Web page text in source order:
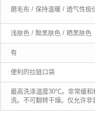
磨毛布 / 保持温暖 / 透气性极
浅肤色 / 黝黑肤色 / 晒黑肤色
有
便利的拉链口袋
最高洗涤温度30℃。非常缓和
洗。不可翻转干燥。仅允许非